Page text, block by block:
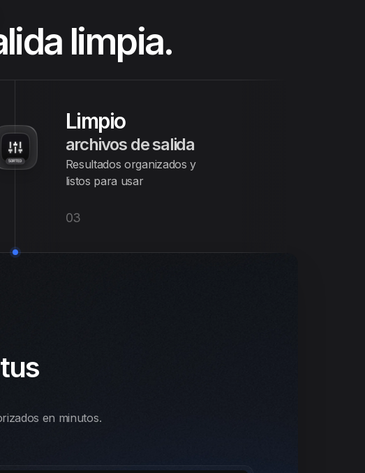
limpia.
Limpio
archivos de salida
Resultados organizados y
listos para usar
03
en minutos.